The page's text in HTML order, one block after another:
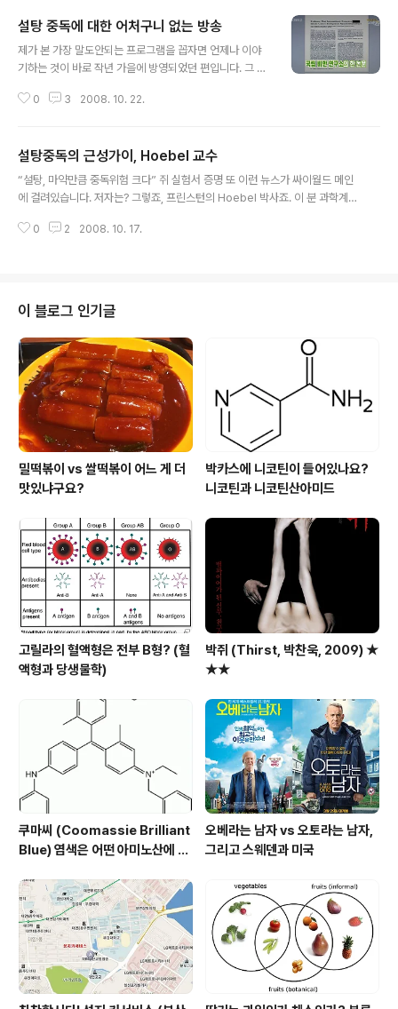
설탕 중독에 대한 어처구니 없는 방송
제가 본 가장 말도안되는 프로그램을 꼽자면 언제나 이야
기하는 것이 바로 작년 가을에 방영되었던 편입니다. 그 때
단 설탕 중독이라는 것을 인정한다고 치더라도 너무나 많
학생들 앞에서 창피를 당하고 있습니다. 그 내용은 일전에
소개했던 라는 엉터리 책의 내용을 그대로 인용한 것으로
서 식품이나 화학에 대한 최소한의 지식도 없이 만들어진
에서 Bart Hoebel 교수의 논문을 소개했다는 것입니다.
0 3 2008. 10. 22.
설탕중독의 근성가이, Hoebel 교수
“설탕, 마약만큼 중독위험 크다” 쥐 실험서 증명 또 이런 뉴스가 싸이월드 메인
에 걸려있습니다. 저자는? 그렇죠, 프린스턴의 Hoebel 박사죠. 이 분 과학계의
고 있습니다. 제가 안타까운 것은 왜 평화운동가는 설탕을 반대해야만 하는가,
다. 하지만 더 큰 문제는 위 기사입니다. "마약만큼?" 저런 단어는 절대로 함부
로 사용해서는 안되는 것입니다. 사실 프린스턴 대학 심리학과의 Bart Hoebel
교..
0 2 2008. 10. 17.
이 블로그 인기글
밀떡볶이 vs 쌀떡볶이 어느 게 더
맛있냐구요?
박카스에 니코틴이 들어있나요?
니코틴과 니코틴산아미드
고릴라의 혈액형은 전부 B형? (혈
액형과 당생물학)
박쥐 (Thirst, 박찬욱, 2009) ★
★★
쿠마씨 (Coomassie Brilliant
Blue) 염색은 어떤 아미노산에 되
오베라는 남자 vs 오토라는 남자,
그리고 스웨덴과 미국